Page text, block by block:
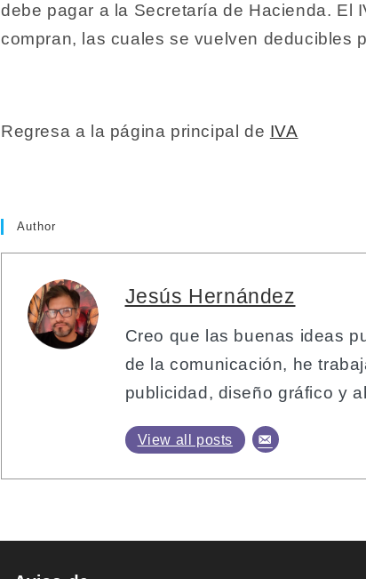
debe pagar a la Secretaría de Hacienda. El
compran, las cuales se vuelven deducibles
Regresa a la página principal de IVA
Author
Jesús Hernández
Creo que las buenas ideas
de la comunicación, he
publicidad, diseño gráfico y
View all posts